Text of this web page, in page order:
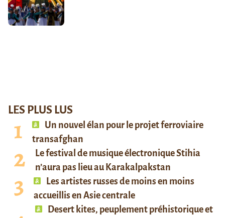
LES PLUS LUS
Un nouvel élan pour le projet ferroviaire
transafghan
Le festival de musique électronique Stihia
n’aura pas lieu au Karakalpakstan
Les artistes russes de moins en moins
accueillis en Asie centrale
Desert kites, peuplement préhistorique et